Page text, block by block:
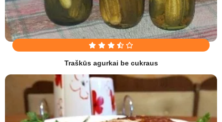
Traškūs agurkai be cukraus